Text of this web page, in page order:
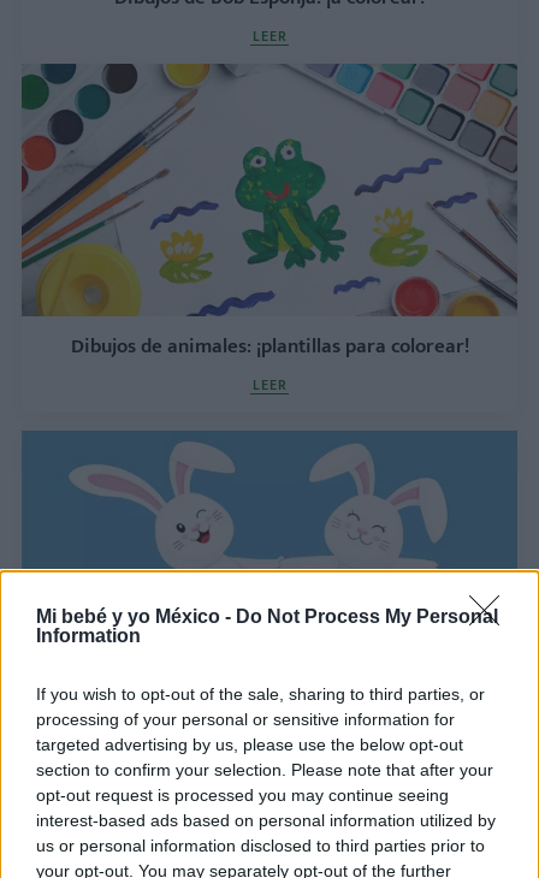
Mi bebé y yo México - Do Not Process My Personal
Information
If you wish to opt-out of the sale, sharing to third parties, or
processing of your personal or sensitive information for
targeted advertising by us, please use the below opt-out
section to confirm your selection. Please note that after your
opt-out request is processed you may continue seeing
interest-based ads based on personal information utilized by
us or personal information disclosed to third parties prior to
your opt-out. You may separately opt-out of the further
LEER
Dibujos de animales: ¡plantillas para colorear!
LEER
Dibujos de conejos: ¡imprime y colorea!
LEER